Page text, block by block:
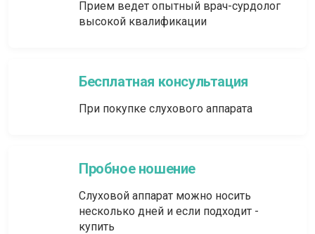
Прием ведет опытный врач-сурдолог
высокой квалификации
Бесплатная консультация
При покупке слухового аппарата
Пробное ношение
Слуховой аппарат можно носить
несколько дней и если подходит -
купить